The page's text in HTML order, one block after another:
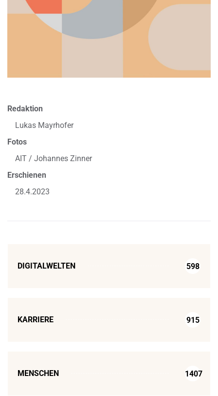
Redaktion
Lukas Mayrhofer
Fotos
AIT / Johannes Zinner
Erschienen
28.4.2023
DIGITALWELTEN 598
KARRIERE 915
MENSCHEN 1407